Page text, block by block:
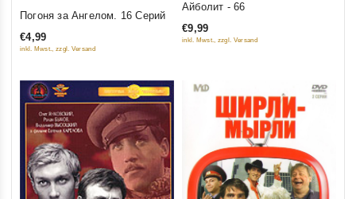
of
Погоня за Ангелом. 16 Серий
€4,99
inkl. Mwst., zzgl. Versand
of
Айболит - 66
€9,99
inkl. Mwst., zzgl. Versand